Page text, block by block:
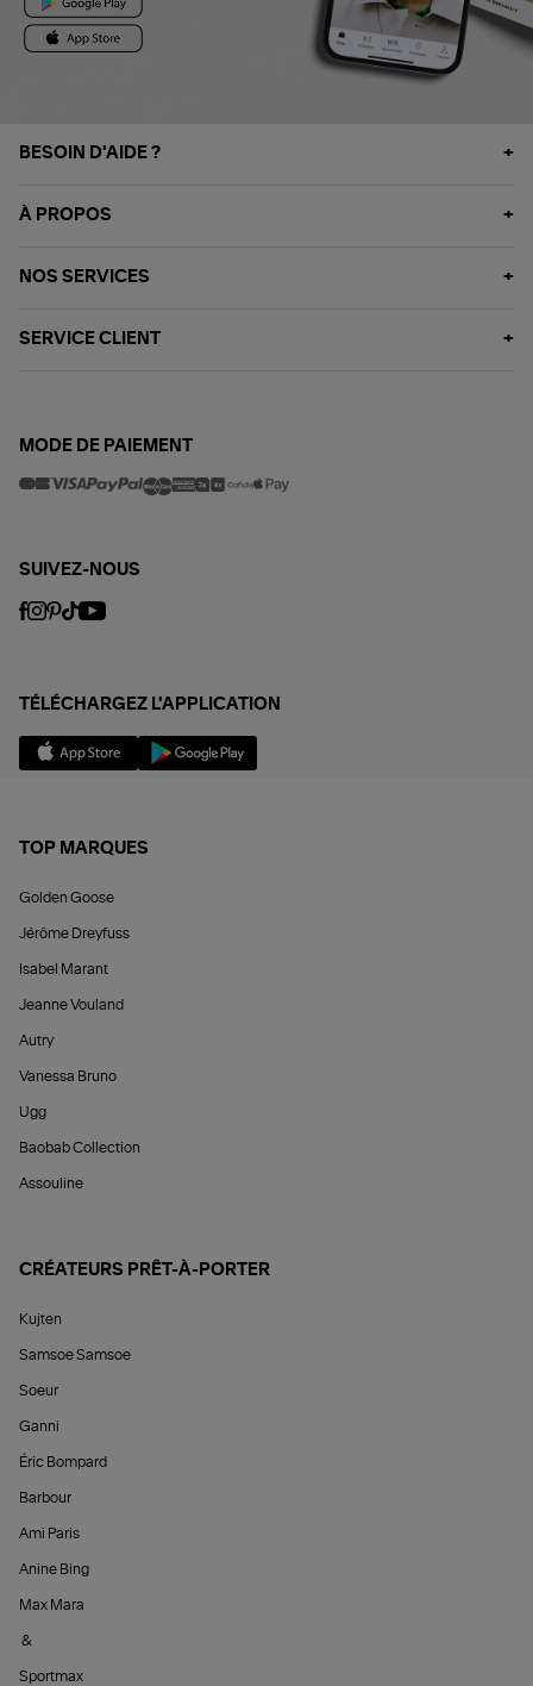
BESOIN D'AIDE ?
À PROPOS
NOS SERVICES
SERVICE CLIENT
MODE DE PAIEMENT
SUIVEZ-NOUS
TÉLÉCHARGEZ L'APPLICATION
TOP MARQUES
Golden Goose
Jérôme Dreyfuss
Isabel Marant
Jeanne Vouland
Autry
Vanessa Bruno
Ugg
Baobab Collection
Assouline
CRÉATEURS PRÊT-À-PORTER
Kujten
Samsoe Samsoe
Soeur
Ganni
Éric Bompard
Barbour
Ami Paris
Anine Bing
Max Mara
&
Sportmax